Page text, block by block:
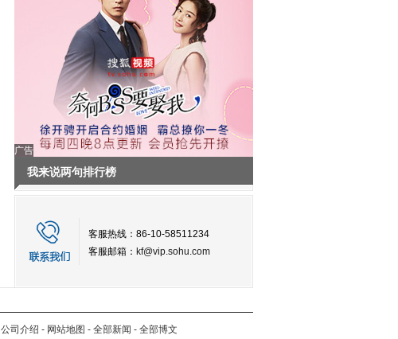
广告
我来说两句排行榜
客服热线：86-10-58511234
客服邮箱： kf@vip.sohu.com
公司介绍 - 网站地图 - 全部新闻 - 全部博文